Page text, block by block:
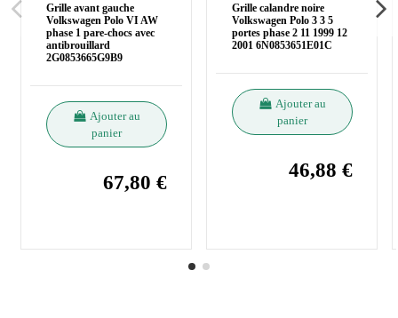
Grille avant gauche
Volkswagen Polo VI AW
phase 1 pare-chocs avec
antibrouillard
2G0853665G9B9
Ajouter au
panier
67,80 €
Grille calandre noire
Volkswagen Polo 3 3 5
portes phase 2 11 1999 12
2001 6N0853651E01C
Ajouter au
panier
46,88 €